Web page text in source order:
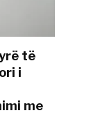
të
i
me